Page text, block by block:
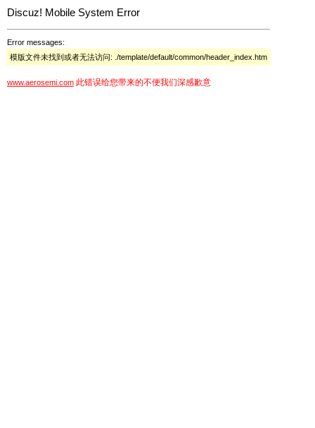
Discuz! Mobile System Error
Error messages:
模版文件未找到或者无法访问: ./template/default/common/header_index.htm
www.aerosemi.com 此错误给您带来的不便我们深感歉意